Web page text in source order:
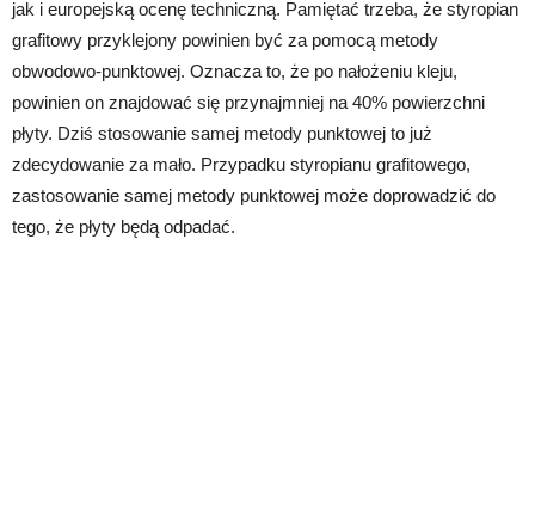
jak i europejską ocenę techniczną. Pamiętać trzeba, że styropian
grafitowy przyklejony powinien być za pomocą metody
obwodowo-punktowej. Oznacza to, że po nałożeniu kleju,
powinien on znajdować się przynajmniej na 40% powierzchni
płyty. Dziś stosowanie samej metody punktowej to już
zdecydowanie za mało. Przypadku styropianu grafitowego,
zastosowanie samej metody punktowej może doprowadzić do
tego, że płyty będą odpadać.